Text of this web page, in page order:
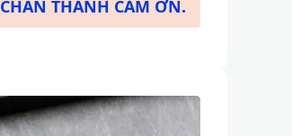
CHÂN THÀNH CẢM ƠN.